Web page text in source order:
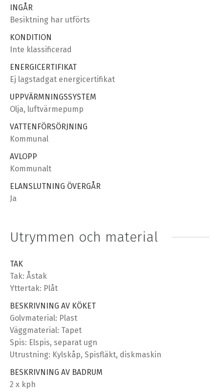
INGÅR
Besiktning har utförts
KONDITION
Inte klassificerad
ENERGICERTIFIKAT
Ej lagstadgat energicertifikat
UPPVÄRMNINGSSYSTEM
Olja, luftvärmepump
VATTENFÖRSÖRJNING
Kommunal
AVLOPP
Kommunalt
ELANSLUTNING ÖVERGÅR
Ja
Utrymmen och material
TAK
Tak: Åstak
Yttertak: Plåt
BESKRIVNING AV KÖKET
Golvmaterial: Plast
Väggmaterial: Tapet
Spis: Elspis, separat ugn
Utrustning: Kylskåp, Spisfläkt, diskmaskin
BESKRIVNING AV BADRUM
2 x kph